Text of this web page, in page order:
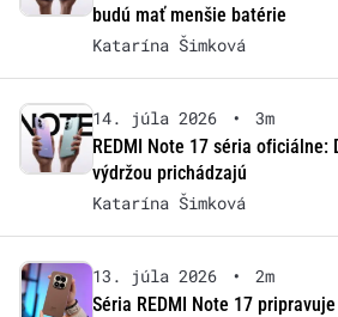
budú mať menšie batérie
Katarína Šimková
14. júla 2026 •
3m
REDMI Note 17 séria oficiálne:
výdržou prichádzajú
Katarína Šimková
13. júla 2026 •
2m
Séria REDMI Note 17